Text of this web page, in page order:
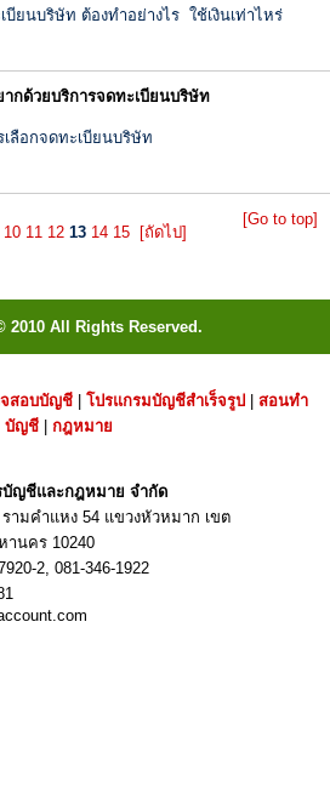
บียนบริษัท ต้องทำอย่างไร ใช้เงินเท่าไหร่
ากด้วยบริการจดทะเบียนบริษัท
ลือกจดทะเบียนบริษัท
10 11 12 13 14 15 [ถัดไป]
[Go to top]
2010 All Rights Reserved.
จสอบบัญชี โปรแกรมบัญชีสำเร็จรูป
สอนทำ
บัญชี| กฎหมาย
ญชีและกฎหมาย จำกัด
รามคำแหง 54 แขวงหัวหมาก เขต
านคร 10240
-2, 081-346-1922